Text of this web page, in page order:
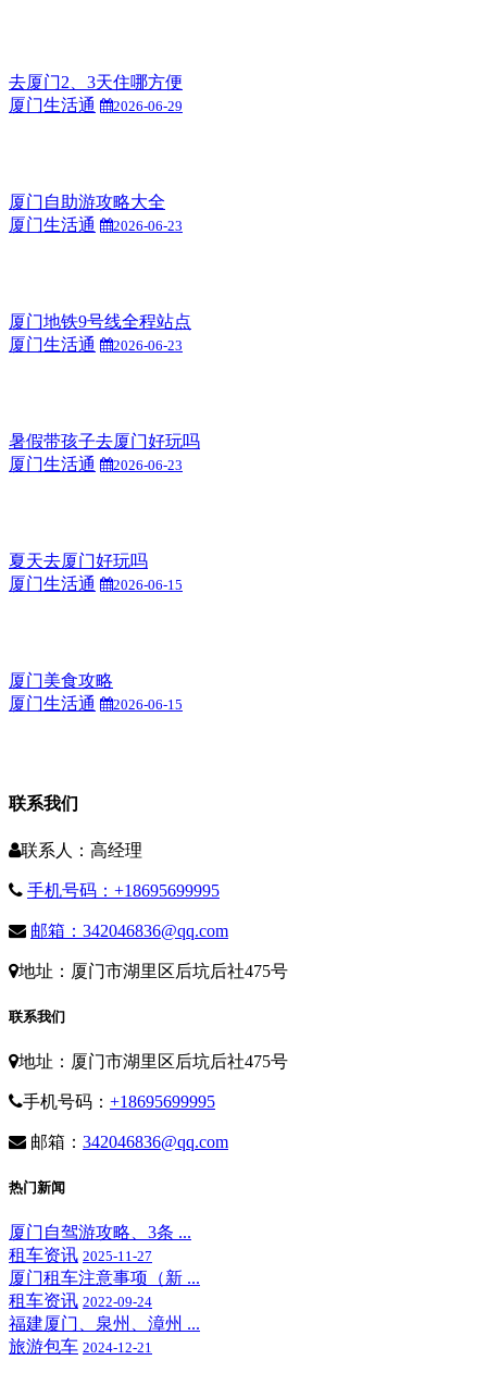
去厦门2、3天住哪方便
厦门生活通
2026-06-29
厦门自助游攻略大全
厦门生活通
2026-06-23
厦门地铁9号线全程站点
厦门生活通
2026-06-23
暑假带孩子去厦门好玩吗
厦门生活通
2026-06-23
夏天去厦门好玩吗
厦门生活通
2026-06-15
厦门美食攻略
厦门生活通
2026-06-15
联系我们
联系人：高经理
手机号码：+18695699995
邮箱：342046836@qq.com
地址：厦门市湖里区后坑后社475号
联系我们
地址：厦门市湖里区后坑后社475号
手机号码： +18695699995
邮箱： 342046836@qq.com
热门新闻
厦门自驾游攻略、3条 ...
租车资讯 2025-11-27
厦门租车注意事项（新 ...
租车资讯 2022-09-24
福建厦门、泉州、漳州 ...
旅游包车 2024-12-21